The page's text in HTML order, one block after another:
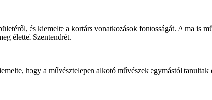
és kiemelte a kortárs vonatkozások fontosságát. A ma is
élettel Szentendrét.
hogy a művésztelepen alkotó művészek egymástól